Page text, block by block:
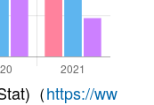
（https://ww